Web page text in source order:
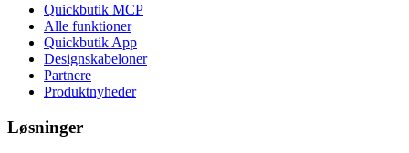
Quickbutik MCP
Alle funktioner
Quickbutik App
Designskabeloner
Partnere
Produktnyheder
Løsninger